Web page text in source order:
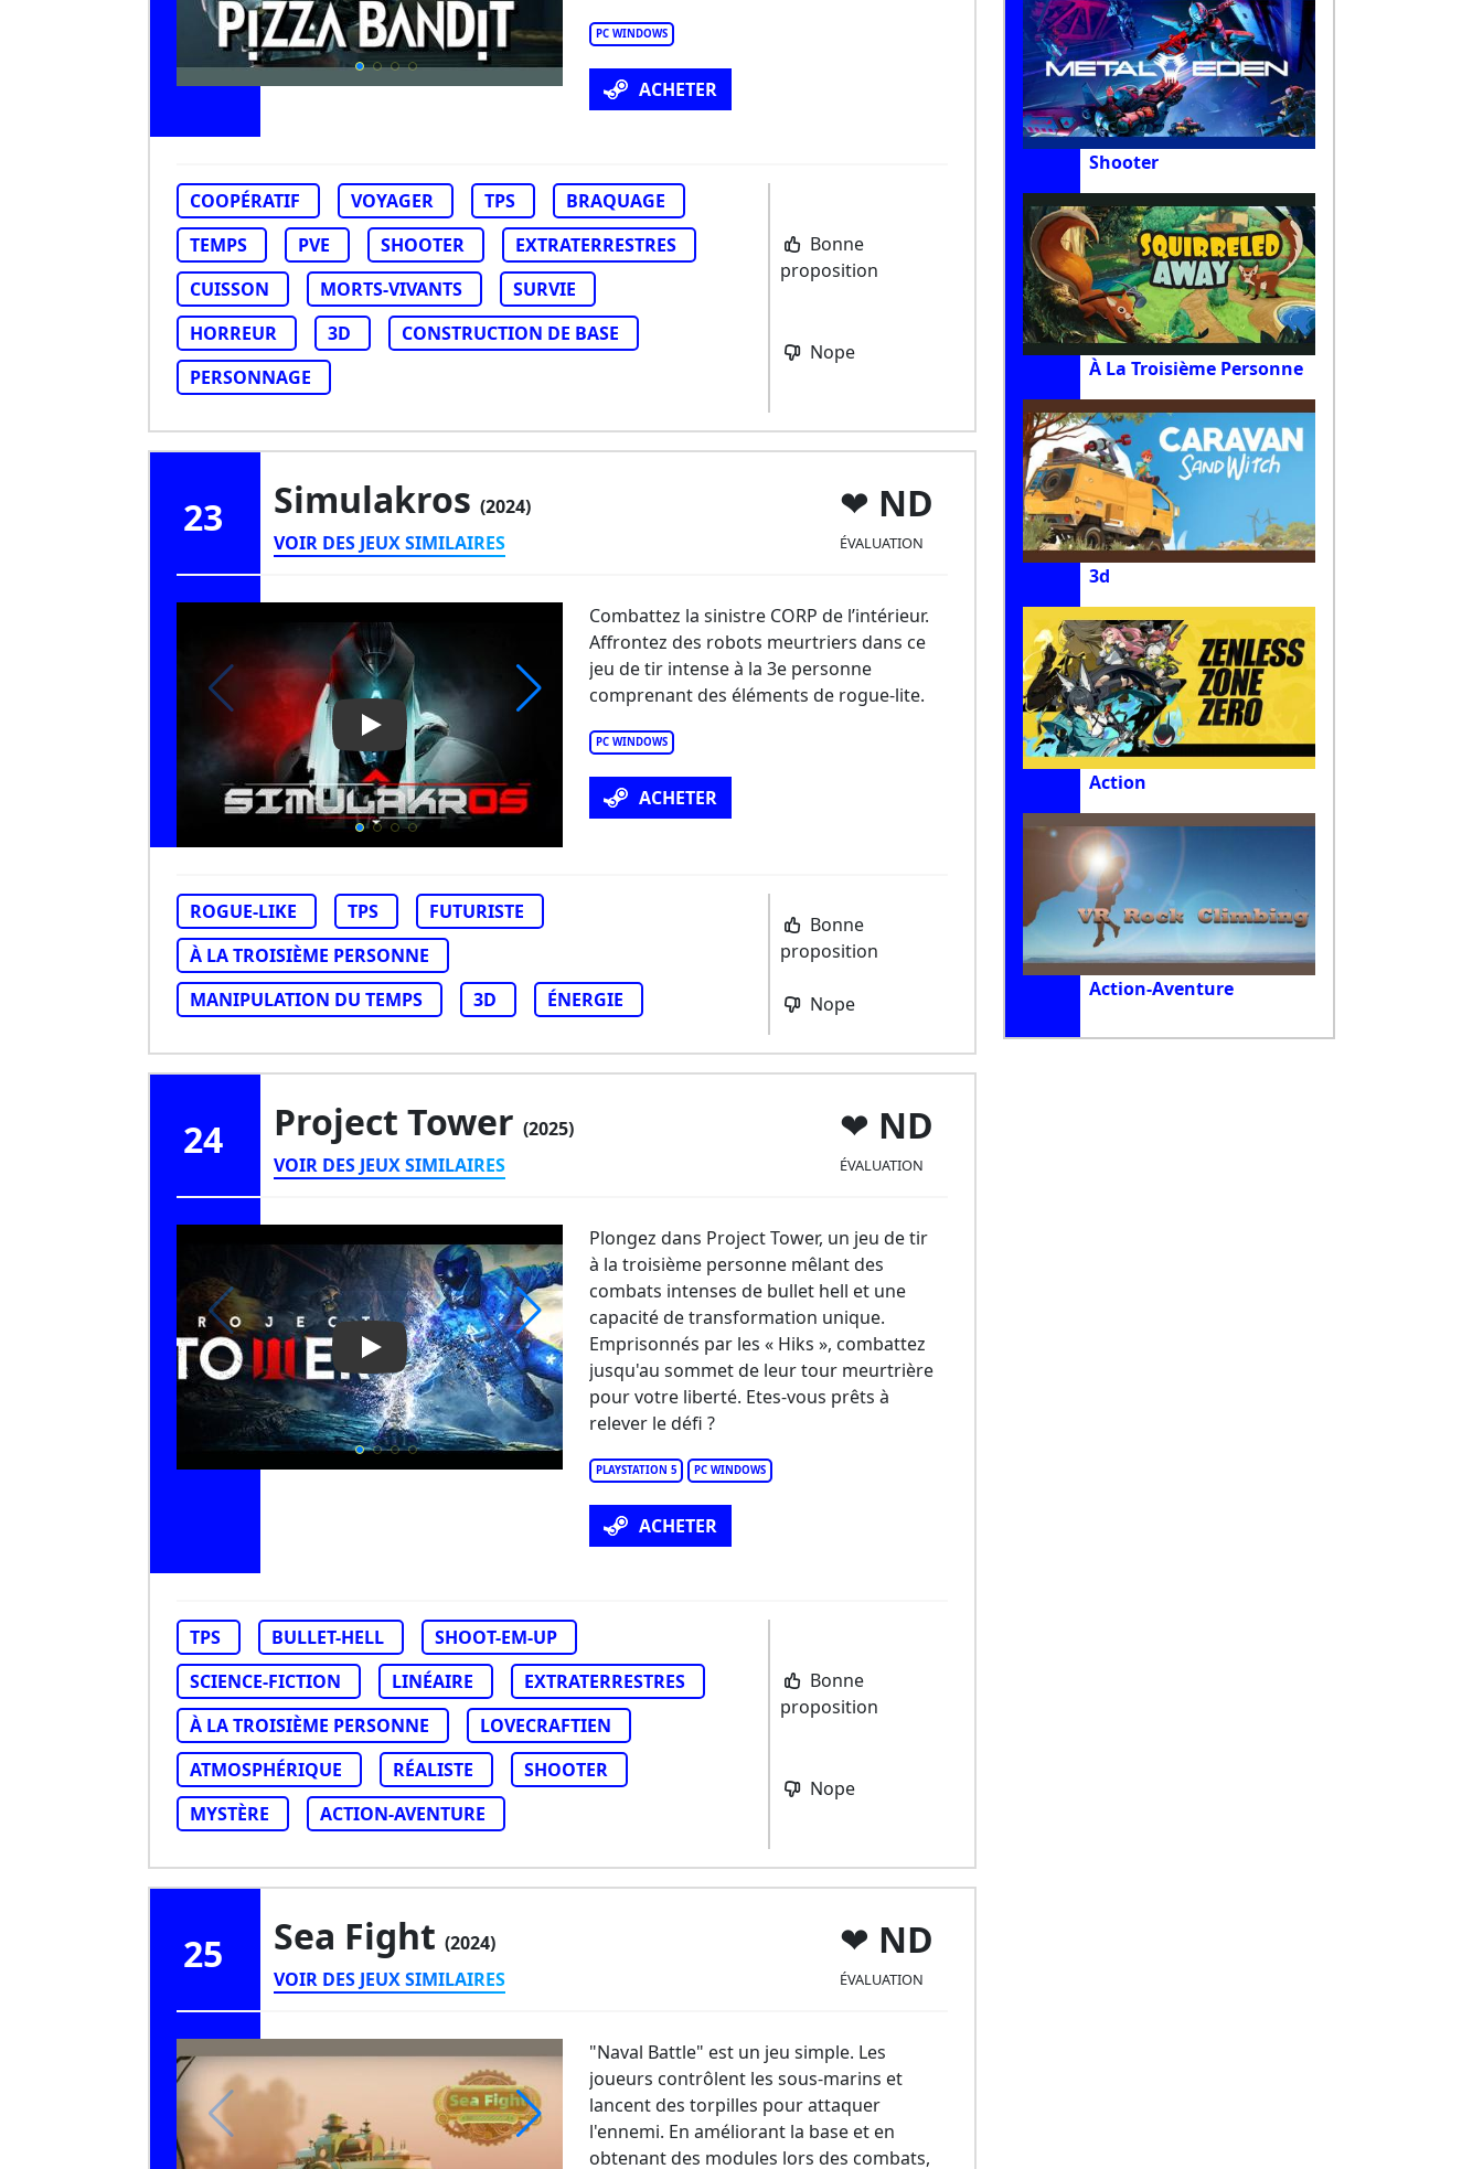
PC WINDOWS
ACHETER
COOPÉRATIF VOYAGER TPS
BRAQUAGE
TEMPS
PVE SHOOTER
EXTRATERRESTRES
CUISSON
MORTS-VIVANTS
SURVIE
HORREUR
3D
CONSTRUCTION DE BASE
PERSONNAGE
Bonne
proposition
Nope
23 Simulakros (2024)
VOIR DES JEUX SIMILAIRES
ND
ÉVALUATION
Play Video: Simulakros PC WINDOWS
Combattez la sinistre CORP de l’intérieur.
Affrontez des robots meurtriers dans ce
jeu de tir intense à la 3e personne
comprenant des éléments de rogue-lite.
ACHETER
ROGUE-LIKE TPS
FUTURISTE
À LA TROISIÈME PERSONNE
MANIPULATION DU TEMPS
3D ÉNERGIE
Bonne
proposition
Nope
24 Project Tower (2025)
VOIR DES JEUX SIMILAIRES
ND
ÉVALUATION
Play Video: Project Tower
PLAYSTATION 5 PC WINDOWS
Plongez dans Project Tower, un jeu de tir
à la troisième personne mêlant des
combats intenses de bullet hell et une
capacité de transformation unique.
Emprisonnés par les « Hiks », combattez
jusqu'au sommet de leur tour meurtrière
pour votre liberté. Etes-vous prêts à
relever le défi ?
ACHETER
TPS BULLET-HELL
SHOOT-EM-UP
SCIENCE-FICTION
LINÉAIRE
EXTRATERRESTRES
À LA TROISIÈME PERSONNE
LOVECRAFTIEN
ATMOSPHÉRIQUE
RÉALISTE
SHOOTER
MYSTÈRE
ACTION-AVENTURE
Bonne
proposition
Nope
25 Sea Fight (2024)
VOIR DES JEUX SIMILAIRES
ND
ÉVALUATION
"Naval Battle" est un jeu simple. Les
joueurs contrôlent les sous-marins et
lancent des torpilles pour attaquer
l'ennemi. En améliorant la base et en
obtenant des modules lors des combats,
Shooter
À La Troisième Personne
3d
Action
Action-Aventure